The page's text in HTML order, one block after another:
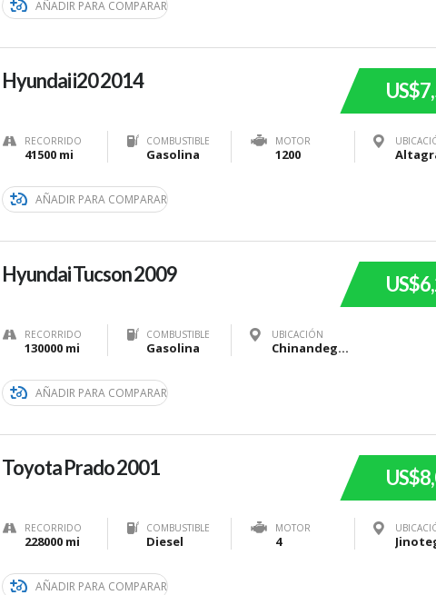
AÑADIR PARA COMPARAR
Hyundai i20 2014
RECORRIDO
41500 mi
COMBUSTIBLE
Gasolina
MOTOR
1200
AÑADIR PARA COMPARAR
Hyundai Tucson 2009
RECORRIDO
130000 mi
COMBUSTIBLE
Gasolina
UBICACIÓN
Chinandega, Nicaragua
AÑADIR PARA COMPARAR
Toyota Prado 2001
RECORRIDO
228000 mi
COMBUSTIBLE
Diesel
MOTOR
4
AÑADIR PARA COMPARAR